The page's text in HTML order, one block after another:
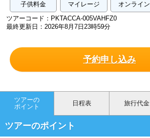
子供料金 マイレージ
オンライン
ツアーコード：PKTACCA-005VAHFZ0
最終更新日：2026年8月7日23時59分
予約申し込み
ツアーの
ポイント
日程表 旅行代金
ツアーのポイント